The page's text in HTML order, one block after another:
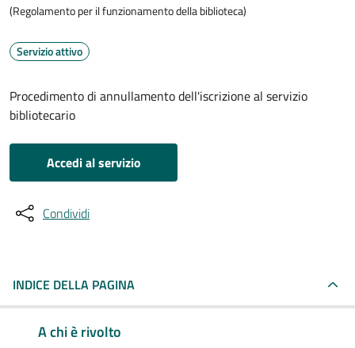
(Regolamento per il funzionamento della biblioteca)
Servizio attivo
Procedimento di annullamento dell'iscrizione al servizio
bibliotecario
Accedi al servizio
Condividi
INDICE DELLA PAGINA
A chi è rivolto